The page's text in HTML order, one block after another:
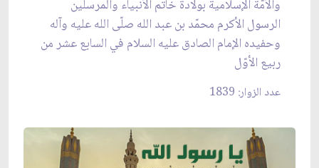
والأمّة الإسلامية بولادة خاتم الأنبياء والمرسلين
الرسول الأكرم محمّد بن عبد الله صلّى الله عليه وآله
وحفيده الإمام الصادق عليه السلام في السابع عشر من
ربيع الأوّل
عدد الزوار: 1839